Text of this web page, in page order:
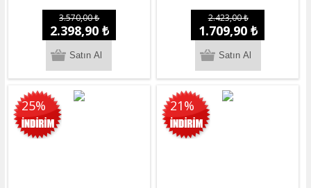
3.570,00 ₺
2.398,90 ₺
2.423,00 ₺
1.709,90 ₺
25% 21%